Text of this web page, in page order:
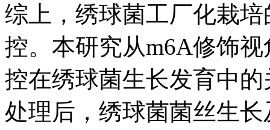
综上，绣球菌工厂化栽
控。本研究从m6A修饰
控在绣球菌生长发育中
处理后，绣球菌菌丝生